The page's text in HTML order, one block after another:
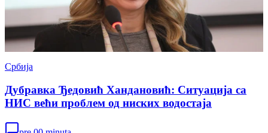
Србија
Дубравка Ђедовић Хандановић: Ситуација са
НИС већи проблем од ниских водостаја